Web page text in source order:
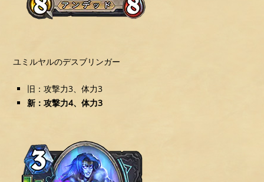
ユミルヤルのデスブリンガー
旧：攻撃力3、体力3
新：攻撃力4、体力3